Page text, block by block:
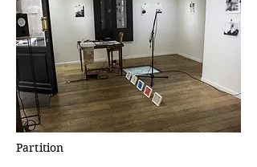
Partition